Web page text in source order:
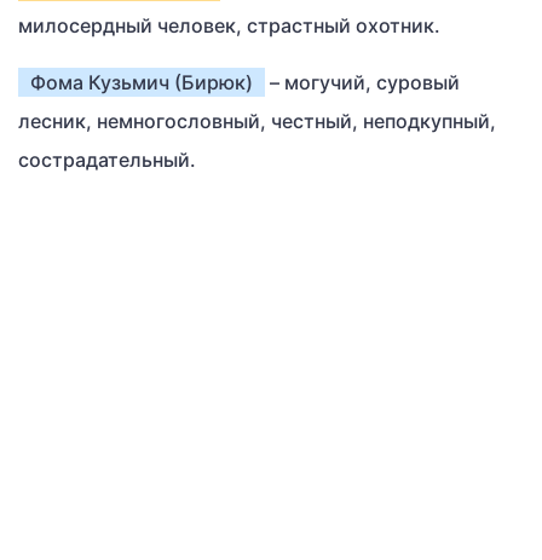
милосердный человек, страстный охотник.
Фома Кузьмич (Бирюк)
– могучий, суровый
лесник, немногословный, честный, неподкупный,
сострадательный.